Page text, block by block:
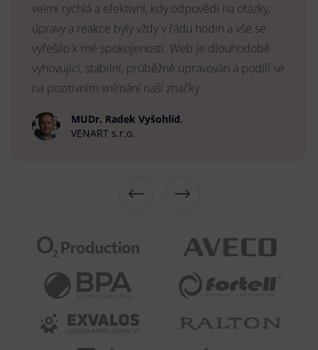
velmi rychlá a efektivní, kdy odpovědi na otázky,
úpravy a reakce byly vždy v řádu hodin a vše se
vyřešilo k mé spokojenosti. Web je dlouhodobě
vyhovující, stabilní, průběžně upravován a podílí se
na pozitivním vnímání naší značky.
MUDr. Radek Vyšohlíd,
VENART s.r.o.